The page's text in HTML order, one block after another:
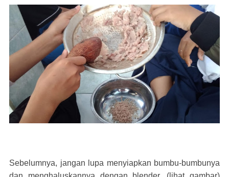
Sebelumnya, jangan lupa menyiapkan bumbu-bumbunya